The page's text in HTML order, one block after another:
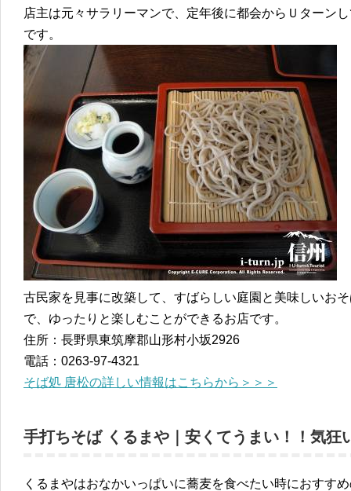
店主は元々サラリーマンで、定年後に都会からＵターン
です。
古民家を見事に改築して、すばらしい庭園と美味しいお
で、ゆったりと楽しむことができるお店です。
住所：長野県東筑摩郡山形村小坂2926
電話：0263-97-4321
そば処 唐松の詳しい情報はこちらから＞＞＞
手打ちそば くるまや｜安くてうまい！！気狂
くるまやはおなかいっぱいに蕎麦を食べたい時におすす